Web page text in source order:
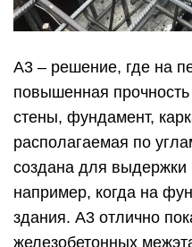
А3 – решение, где на
повышенная
стены, фундамент,
располагаемая по
создана для выдержки
например, когда на
здания. А3 отлично
железобетонных